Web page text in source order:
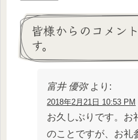
皆様からのコメン
す。
富井 優弥 より:
2018年2月21日 10:53 PM
お久しぶりです。お
のことですが、お礼